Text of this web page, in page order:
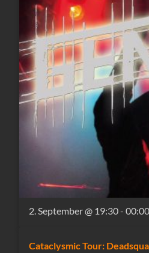
2. September @ 19:30-00:00
Cataclysmic Tour: